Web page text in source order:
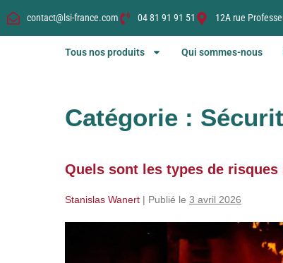
contact@lsi-france.com 04 81 91 91 51 12A rue
Tous nos produits Qui sommes-nous
Catégorie :
Quels sont les types de
Stanislas Wanert | Publié le 3 avril 2026